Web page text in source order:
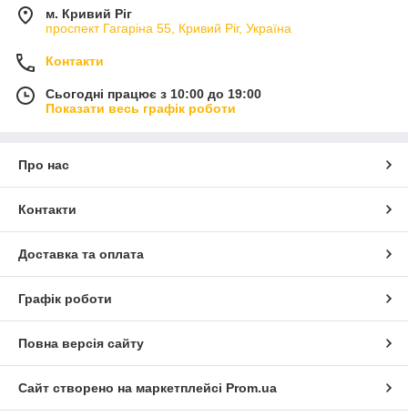
м. Кривий Ріг
проспект Гагаріна 55, Кривий Ріг, Україна
Контакти
Сьогодні працює з 10:00 до 19:00
Показати весь графік роботи
Про нас
Контакти
Доставка та оплата
Графік роботи
Повна версія сайту
Сайт створено на маркетплейсі Prom.ua